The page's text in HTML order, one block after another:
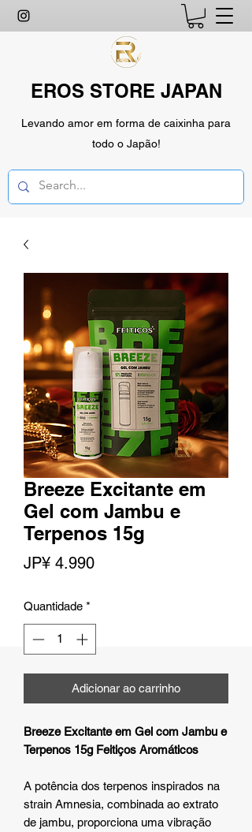
EROS STORE JAPAN
Levando amor em forma de caixinha para
todo o Japão!
Breeze Excitante em
Gel com Jambu e
Terpenos 15g
JP¥ 4.990Preço
Quantidade *
Adicionar ao carrinho
Breeze Excitante em Gel com Jambu e
Terpenos 15g Feitiços Aromáticos
A potência dos terpenos inspirados na
strain Amnesia, combinada ao extrato
de jambu, proporciona uma vibração